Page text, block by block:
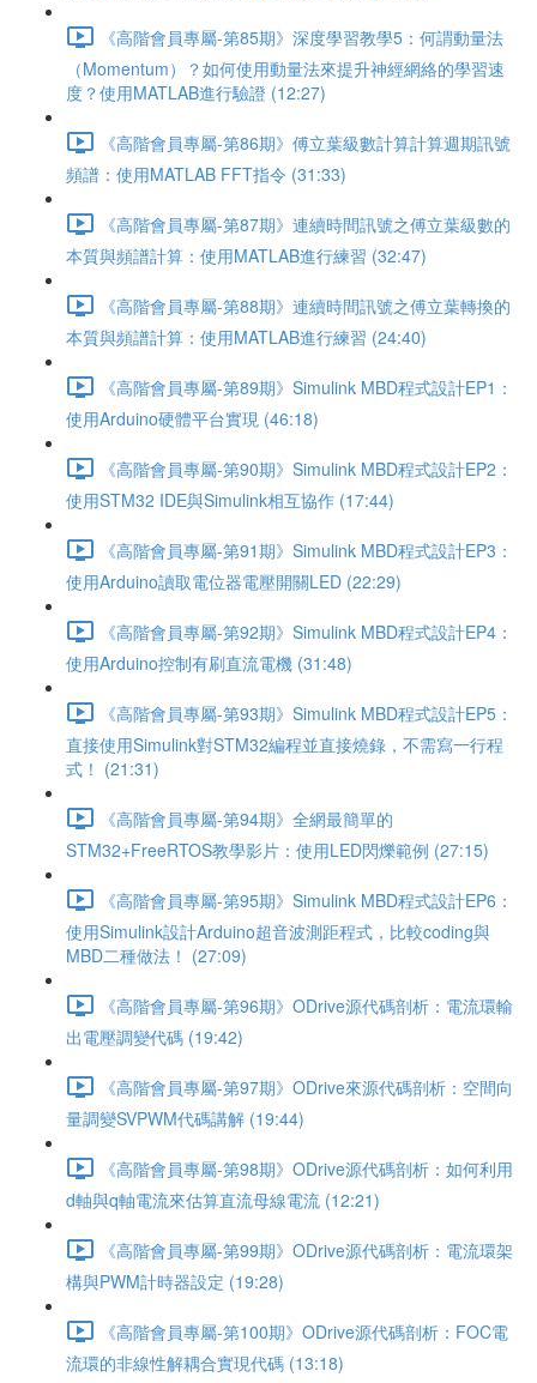
《高階會員專屬-第85期》深度學習教學5：何謂動量法
（Momentum）？如何使用動量法來提升神經網絡的學習速
度？使用MATLAB進行驗證 (12:27)
《高階會員專屬-第86期》傅立葉級數計算計算週期訊號
頻譜：使用MATLAB FFT指令 (31:33)
《高階會員專屬-第87期》連續時間訊號之傅立葉級數的
本質與頻譜計算：使用MATLAB進行練習 (32:47)
《高階會員專屬-第88期》連續時間訊號之傅立葉轉換的
本質與頻譜計算：使用MATLAB進行練習 (24:40)
《高階會員專屬-第89期》Simulink MBD程式設計EP1：
使用Arduino硬體平台實現 (46:18)
《高階會員專屬-第90期》Simulink MBD程式設計EP2：
使用STM32 IDE與Simulink相互協作 (17:44)
《高階會員專屬-第91期》Simulink MBD程式設計EP3：
使用Arduino讀取電位器電壓開關LED (22:29)
《高階會員專屬-第92期》Simulink MBD程式設計EP4：
使用Arduino控制有刷直流電機 (31:48)
《高階會員專屬-第93期》Simulink MBD程式設計EP5：
直接使用Simulink對STM32編程並直接燒錄，不需寫一行程
式！ (21:31)
《高階會員專屬-第94期》全網最簡單的
STM32+FreeRTOS教學影片：使用LED閃爍範例 (27:15)
《高階會員專屬-第95期》Simulink MBD程式設計EP6：
使用Simulink設計Arduino超音波測距程式，比較coding與
MBD二種做法！ (27:09)
《高階會員專屬-第96期》ODrive源代碼剖析：電流環輸
出電壓調變代碼 (19:42)
《高階會員專屬-第97期》ODrive來源代碼剖析：空間向
量調變SVPWM代碼講解 (19:44)
《高階會員專屬-第98期》ODrive源代碼剖析：如何利用
d軸與q軸電流來估算直流母線電流 (12:21)
《高階會員專屬-第99期》ODrive源代碼剖析：電流環架
構與PWM計時器設定 (19:28)
《高階會員專屬-第100期》ODrive源代碼剖析：FOC電
流環的非線性解耦合實現代碼 (13:18)